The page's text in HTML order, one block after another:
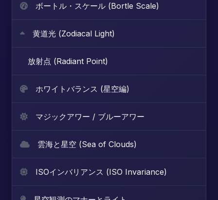
ボートル・スケール (Bortle Scale)
黄道光 (Zodiacal Light)
放射点 (Radiant Point)
ホワイトバランス (星空編)
マジックアワー / ブルーアワー
雲海と星空 (Sea of Clouds)
ISOインバリアンス (ISO Invariance)